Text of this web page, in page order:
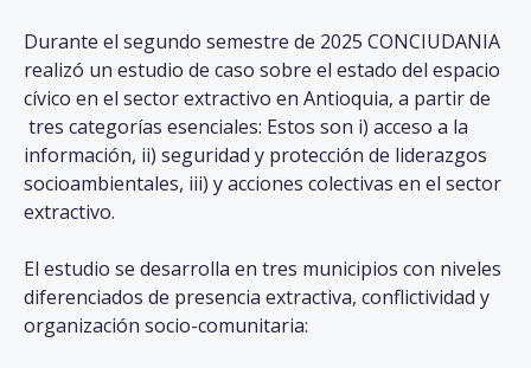
Durante el segundo semestre de 2025 CONCIUDANIA
realizó un estudio de caso sobre el estado del espacio
cívico en el sector extractivo en Antioquia, a partir de
tres categorías esenciales: Estos son i) acceso a la
información, ii) seguridad y protección de liderazgos
socioambientales, iii) y acciones colectivas en el sector
extractivo.
El estudio se desarrolla en tres municipios con niveles
diferenciados de presencia extractiva, conflictividad y
organización socio-comunitaria: